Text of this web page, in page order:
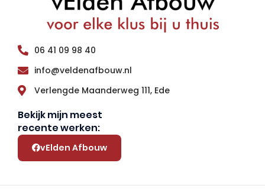
06 41 09 98 40
info@veldenafbouw.nl
Verlengde Maanderweg 111, Ede
Bekijk mijn meest
recente werken:
vElden Afbouw